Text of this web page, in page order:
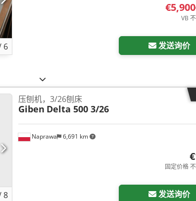
6
€5,900
VB
发送询价
8
Naprawa 6,691 km
压刨机，3/26刨床
Giben Delta 500 3/26
固定价格
发送询价